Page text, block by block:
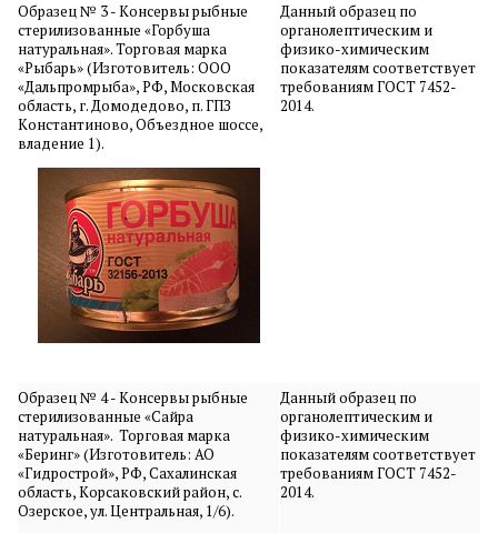
Образец № 3 - Консервы рыбные
стерилизованные «Горбуша
натуральная». Торговая марка
«Рыбарь» (Изготовитель: ООО
«Дальпромрыба», РФ, Московская
область, г. Домодедово, п. ГПЗ
Константиново, Объездное шоссе,
владение 1).
Данный образец по
органолептическим и
физико-химическим
показателям соответствует
требованиям ГОСТ 7452-
2014.
Образец № 4 - Консервы рыбные
стерилизованные «Сайра
натуральная». Торговая марка
«Беринг» (Изготовитель: АО
«Гидрострой», РФ, Сахалинская
область, Корсаковский район, с.
Озерское, ул. Центральная, 1/6).
Данный образец по
органолептическим и
физико-химическим
показателям соответствует
требованиям ГОСТ 7452-
2014.